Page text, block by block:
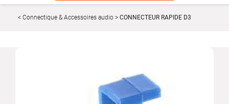
Connectique & Accessoires audio CONNECTEUR RAPIDE D3